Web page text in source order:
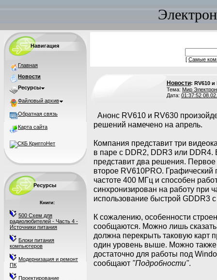
Навигация
Главная
Новости
Ресурсы
Файловый архив
Обратная связь
Карта сайта
Ресурсы
Книги:
500 Схем для
радиолюбителей - Часть 4 -
Источники питания
Блоки питания
компьютеров
Модернизация и ремонт
ПК
Проектирование
[ Самые
Новости: RV610
Тема: Мир
Дата: 01:37:52
Анонс RV610 и RV630
решений намечено на апрель.
Компания представит три
в паре с DDR2, DDR3 или
представит два решения.
второе RV610PRO. Графический
частоте 400 МГц и способен
синхронизирован на работу при
использование быстрой GDDR3
К сожалению, особенности
сообщаются. Можно лишь
должна перекрыть таковую карт
один уровень выше. Можно также
достаточно для работы под
сообщают "Подробности".